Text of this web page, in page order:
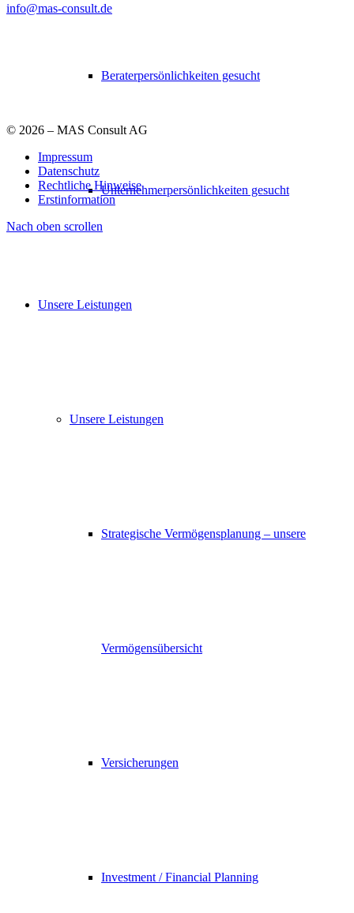
Beraterpersönlichkeiten gesucht
Unternehmerpersönlichkeiten gesucht
Unsere Leistungen
Unsere Leistungen
Strategische Vermögensplanung – unsere
Vermögensübersicht
Versicherungen
Investment / Financial Planning
info@mas-consult.de
© 2026 – MAS Consult AG
Impressum
Datenschutz
Rechtliche Hinweise
Erstinformation
Nach oben scrollen